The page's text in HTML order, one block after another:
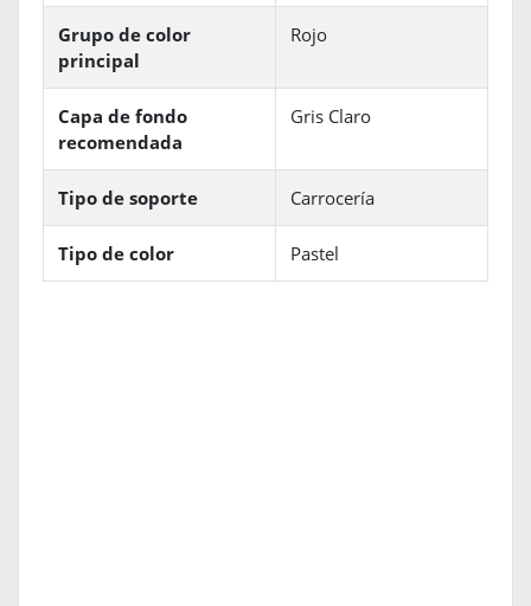
Grupo de color
principal
Rojo
Capa de fondo
recomendada
Gris Claro
Tipo de soporte Carrocería
Tipo de color Pastel